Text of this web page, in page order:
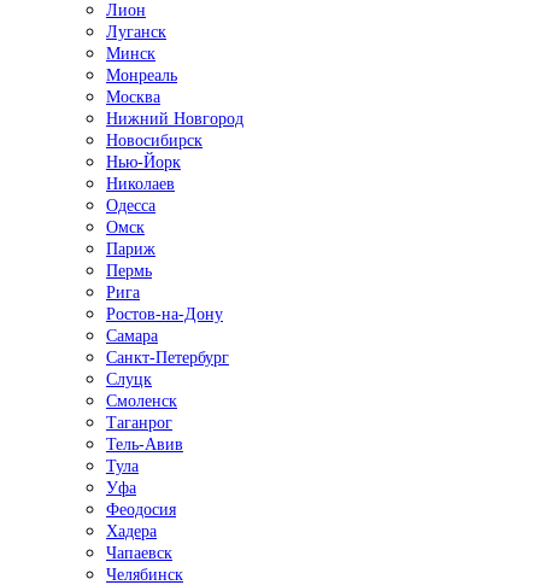
Лион
Луганск
Минск
Монреаль
Москва
Нижний Новгород
Новосибирск
Нью-Йорк
Николаев
Одесса
Омск
Париж
Пермь
Рига
Ростов-на-Дону
Самара
Санкт-Петербург
Слуцк
Смоленск
Таганрог
Тель-Авив
Тула
Уфа
Феодосия
Хадера
Чапаевск
Челябинск